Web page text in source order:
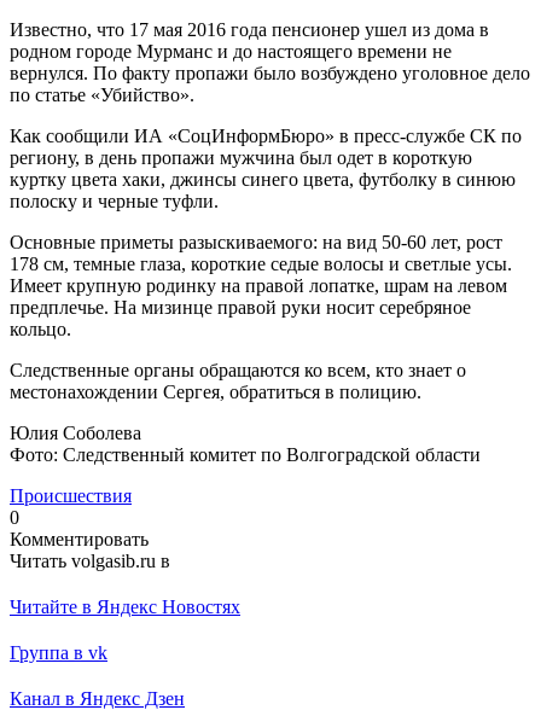
Известно, что 17 мая 2016 года пенсионер ушел из дома в
родном городе Мурманс и до настоящего времени не
вернулся. По факту пропажи было возбуждено уголовное дело
по статье «Убийство».
Как сообщили ИА «СоцИнформБюро» в пресс-службе СК по
региону, в день пропажи мужчина был одет в короткую
куртку цвета хаки, джинсы синего цвета, футболку в синюю
полоску и черные туфли.
Основные приметы разыскиваемого: на вид 50-60 лет, рост
178 см, темные глаза, короткие седые волосы и светлые усы.
Имеет крупную родинку на правой лопатке, шрам на левом
предплечье. На мизинце правой руки носит серебряное
кольцо.
Следственные органы обращаются ко всем, кто знает о
местонахождении Сергея, обратиться в полицию.
Юлия Соболева
Фото: Следственный комитет по Волгоградской области
Происшествия
0
Комментировать
Читать volgasib.ru в
Читайте в Яндекс Новостях
Группа в vk
Канал в Яндекс Дзен